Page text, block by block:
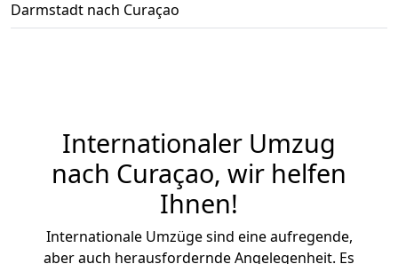
Darmstadt nach Curaçao
Internationaler Umzug
nach Curaçao, wir helfen
Ihnen!
Internationale Umzüge sind eine aufregende,
aber auch herausfordernde Angelegenheit. Es